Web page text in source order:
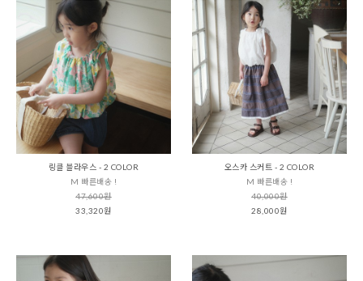
링클 블라우스 - 2 COLOR
M 빠른배송 !
47,600원
33,320원
오스카 스커트 - 2 COLOR
M 빠른배송 !
40,000원
28,000원